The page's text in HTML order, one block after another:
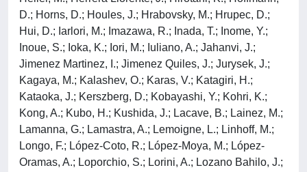
D.; Horns, D.; Houles, J.; Hrabovsky, M.; Hrupec, D.;
Hui, D.; Iarlori, M.; Imazawa, R.; Inada, T.; Inome, Y.;
Inoue, S.; Ioka, K.; Iori, M.; Iuliano, A.; Jahanvi, J.;
Jimenez Martinez, I.; Jimenez Quiles, J.; Jurysek, J.;
Kagaya, M.; Kalashev, O.; Karas, V.; Katagiri, H.;
Kataoka, J.; Kerszberg, D.; Kobayashi, Y.; Kohri, K.;
Kong, A.; Kubo, H.; Kushida, J.; Lacave, B.; Lainez, M.;
Lamanna, G.; Lamastra, A.; Lemoigne, L.; Linhoff, M.;
Longo, F.; López-Coto, R.; López-Moya, M.; López-
Oramas, A.; Loporchio, S.; Lorini, A.; Lozano Bahilo, J.;